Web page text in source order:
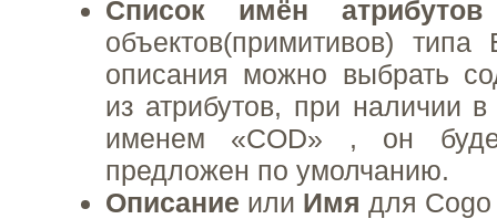
Список имён
объектов(примитивов) типа
описания можно выбрать
из атрибутов, при наличии
именем «COD» , он
предложен по умолчанию.
Описание или Имя для Cogo